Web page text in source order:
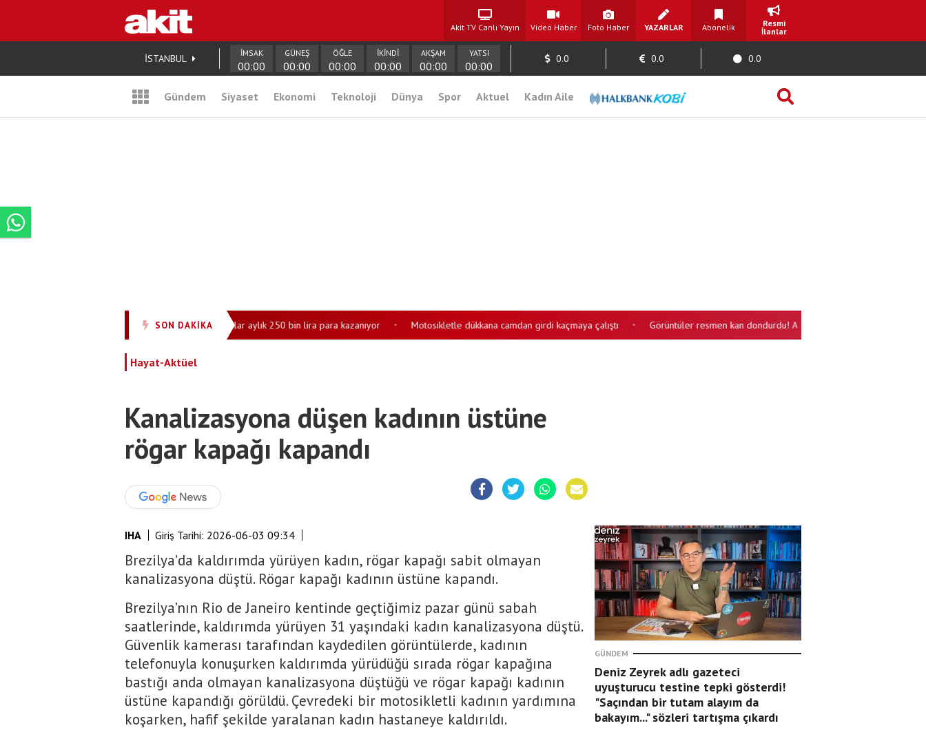
Akit TV Canlı Yayın Video Haber Foto Haber YAZARLAR Abonelik
Resmi
İlanlar
İSTANBUL İMSAK
00:00
GÜNEŞ
00:00
ÖĞLE
00:00
İKİNDİ
00:00
AKŞAM
00:00
YATSI
00:00
0.0 0.0 0.0
Gündem Siyaset Ekonomi Teknoloji Dünya Spor Aktuel Kadın Aile
SON DAKİKA
uyuşturucu testine tepki gösterdi • Kırkımcılar aylık 250 bin lira para kazanıyor • Motosikletle dükkana camdan girdi kaçmaya çalıştı • Görüntüler resmen kan dondurdu! Ayı, tarlada çalışan iki kardeşi diri
Hayat-Aktüel
Kanalizasyona düşen kadının üstüne
rögar kapağı kapandı
IHA Giriş Tarihi: 2026-06-03 09:34
Brezilya’da kaldırımda yürüyen kadın, rögar kapağı sabit olmayan
kanalizasyona düştü. Rögar kapağı kadının üstüne kapandı.
Brezilya’nın Rio de Janeiro kentinde geçtiğimiz pazar günü sabah
saatlerinde, kaldırımda yürüyen 31 yaşındaki kadın kanalizasyona düştü.
Güvenlik kamerası tarafından kaydedilen görüntülerde, kadının
telefonuyla konuşurken kaldırımda yürüdüğü sırada rögar kapağına
bastığı anda olmayan kanalizasyona düştüğü ve rögar kapağı kadının
üstüne kapandığı görüldü. Çevredeki bir motosikletli kadının yardımına
koşarken, hafif şekilde yaralanan kadın hastaneye kaldırıldı.
GÜNDEM
Deniz Zeyrek adlı gazeteci
uyuşturucu testine tepki gösterdi!
"Saçından bir tutam alayım da
bakayım..." sözleri tartışma çıkardı